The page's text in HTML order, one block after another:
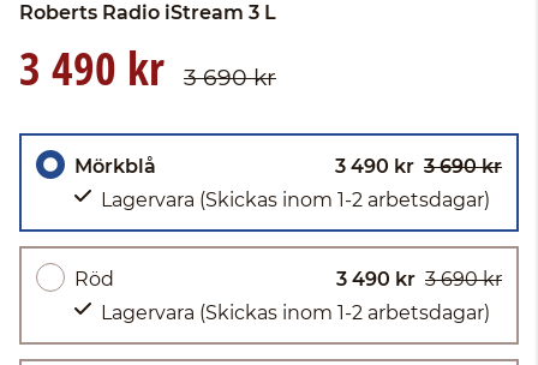
Roberts Radio iStream 3 L
3 490 kr 3 690 kr
Mörkblå 3 490 kr 3 690 kr
Lagervara (Skickas inom 1-2 arbetsdagar)
Röd 3 490 kr 3 690 kr
Lagervara (Skickas inom 1-2 arbetsdagar)